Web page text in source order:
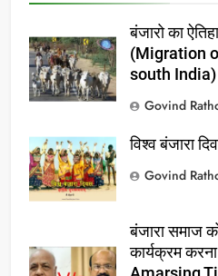
बंजारो का
(Migration
south India)
Govind
विश्व बंजारा
Govind
बंजारा समाज
कार्यक्रम